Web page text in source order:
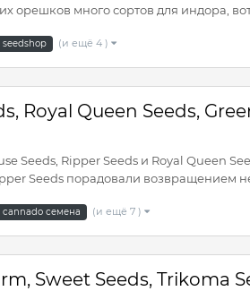
орешков много сортов для индора,
(и ещё 4 )
Royal Queen Seeds,
Seeds, Ripper Seeds и Royal Queen
Seeds порадовали возвращением
cannado семена (и ещё 7 )
Sweet Seeds, Trikoma